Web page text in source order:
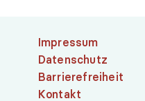
Impressum
Datenschutz
Barrierefreiheit
Kontakt